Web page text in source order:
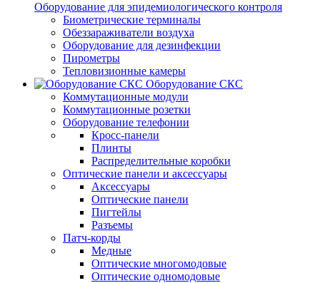
Оборудование для эпидемиологического контроля
Биометрические терминалы
Обеззараживатели воздуха
Оборудование для дезинфекции
Пирометры
Тепловизионные камеры
Оборудование СКС
Коммутационные модули
Коммутационные розетки
Оборудование телефонии
Кросс-панели
Плинты
Распределительные коробки
Оптические панели и аксессуары
Аксессуары
Оптические панели
Пигтейлы
Разъемы
Патч-корды
Медные
Оптические многомодовые
Оптические одномодовые